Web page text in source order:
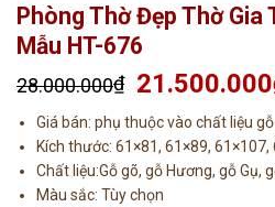
Phòng Thờ Đẹp Thờ Gia
Mẫu HT-676
28.000.000₫ Giá
là:
21.500.000
Giá bán: phụ thuộc vào chất liệu
Kích thước: 61×81, 61×89, 61×107,
Chất liệu:Gỗ gõ, gỗ Hương, gỗ Gụ,
Màu sắc: Tùy chọn